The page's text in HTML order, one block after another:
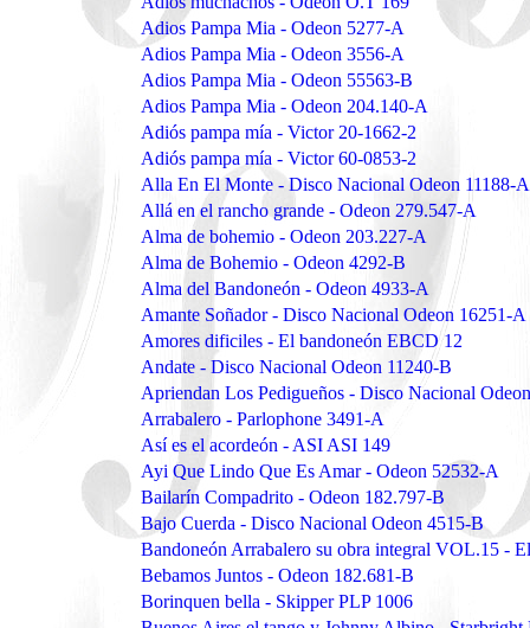
Adios Pampa Mia - Odeon 5277-A
Adios Pampa Mia - Odeon 3556-A
Adios Pampa Mia - Odeon 55563-B
Adios Pampa Mia - Odeon 204.140-A
Adiós pampa mía - Victor 20-1662-2
Adiós pampa mía - Victor 60-0853-2
Alla En El Monte - Disco Nacional Odeon 11188-A
Allá en el rancho grande - Odeon 279.547-A
Alma de bohemio - Odeon 203.227-A
Alma de Bohemio - Odeon 4292-B
Alma del Bandoneón - Odeon 4933-A
Amante Soñador - Disco Nacional Odeon 16251-A
Amores dificiles - El bandoneón EBCD 12
Andate - Disco Nacional Odeon 11240-B
Apriendan Los Pedigueños - Disco Nacional
Arrabalero - Parlophone 3491-A
Así es el acordeón - ASI ASI 149
Ayi Que Lindo Que Es Amar - Odeon 52532-A
Bailarín Compadrito - Odeon 182.797-B
Bajo Cuerda - Disco Nacional Odeon 4515-B
Bandoneón Arrabalero su obra integral VOL.15 -
Bebamos Juntos - Odeon 182.681-B
Borinquen bella - Skipper PLP 1006